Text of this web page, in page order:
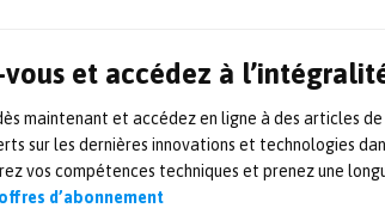
et accédez à
maintenant et accédez en ligne à des articles
sur les dernières innovations et technologies
vos compétences techniques et prenez une
d’abonnement
pour la maintenance
communication des machines,
machines… Enfin, l’intervention
en limitant les rebuts et en